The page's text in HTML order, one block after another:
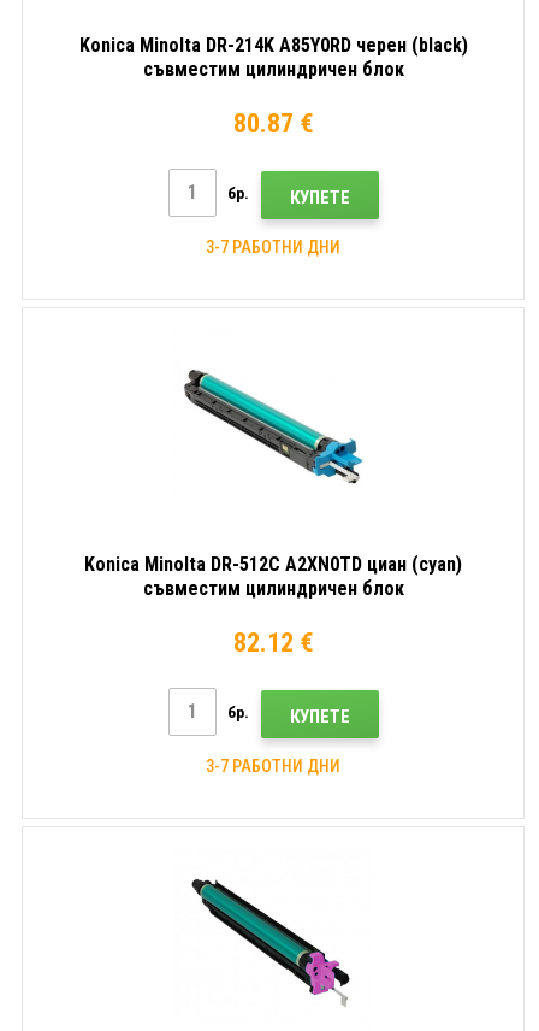
Konica Minolta DR-214K A85Y0RD черен (black)
съвместим цилиндричен блок
80.87 €
бр. КУПЕТЕ
3-7 РАБОТНИ ДНИ
Konica Minolta DR-512C A2XN0TD циан (cyan)
съвместим цилиндричен блок
82.12 €
бр. КУПЕТЕ
3-7 РАБОТНИ ДНИ